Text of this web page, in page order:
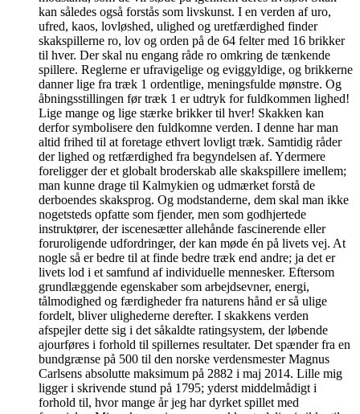
kan således også forstås som livskunst. I en verden af uro,
ufred, kaos, lovløshed, ulighed og uretfærdighed finder
skakspillerne ro, lov og orden på de 64 felter med 16 brikker
til hver. Der skal nu engang råde ro omkring de tænkende
spillere. Reglerne er ufravigelige og eviggyldige, og brikkerne
danner lige fra træk 1 ordentlige, meningsfulde mønstre. Og
åbningsstillingen før træk 1 er udtryk for fuldkommen lighed!
Lige mange og lige stærke brikker til hver! Skakken kan
derfor symbolisere den fuldkomne verden. I denne har man
altid frihed til at foretage ethvert lovligt træk. Samtidig råder
der lighed og retfærdighed fra begyndelsen af. Ydermere
foreligger der et globalt broderskab alle skakspillere imellem;
man kunne drage til Kalmykien og udmærket forstå de
derboendes skaksprog. Og modstanderne, dem skal man ikke
nogetsteds opfatte som fjender, men som godhjertede
instruktører, der iscenesætter allehånde fascinerende eller
foruroligende udfordringer, der kan møde én på livets vej. At
nogle så er bedre til at finde bedre træk end andre; ja det er
livets lod i et samfund af individuelle mennesker. Eftersom
grundlæggende egenskaber som arbejdsevner, energi,
tålmodighed og færdigheder fra naturens hånd er så ulige
fordelt, bliver ulighederne derefter. I skakkens verden
afspejler dette sig i det såkaldte ratingsystem, der løbende
ajourføres i forhold til spillernes resultater. Det spænder fra en
bundgrænse på 500 til den norske verdensmester Magnus
Carlsens absolutte maksimum på 2882 i maj 2014. Lille mig
ligger i skrivende stund på 1795; yderst middelmådigt i
forhold til, hvor mange år jeg har dyrket spillet med